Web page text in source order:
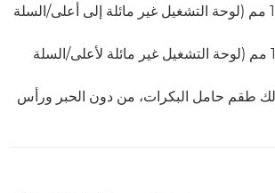
1285 × 885 × 1060 مم (لوحة التشغيل غير مائلة إلى أعلى/السلة
1285 × 756 × 1060 مم (لوحة التشغيل غير مائلة لأعلى/السلة
ذلك طقم حامل البكرات، من دون الحبر ورأس